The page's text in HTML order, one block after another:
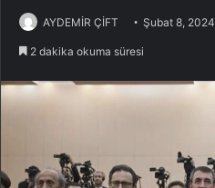
AYDEMİR ÇİFT Şubat 8, 2024
2 dakika okuma süresi